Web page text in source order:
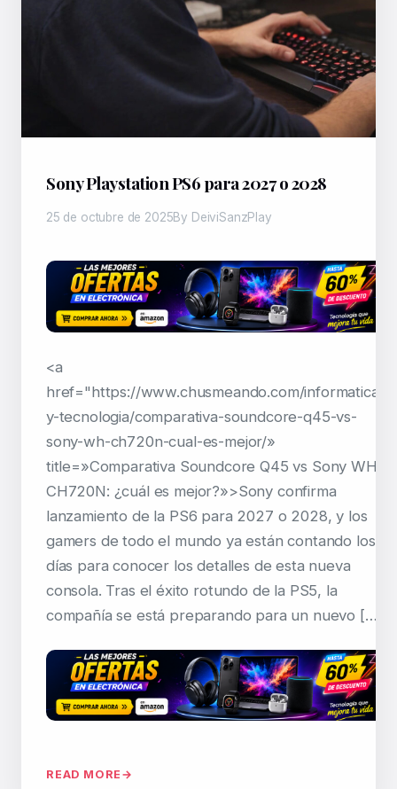
Sony Playstation PS6 para 2027 o 2028
25 de octubre de 2025By DeiviSanzPlay
<a
href="https://www.chusmeando.com/informatica-
y-tecnologia/comparativa-soundcore-q45-vs-
sony-wh-ch720n-cual-es-mejor/»
title=»Comparativa Soundcore Q45 vs Sony WH-
CH720N: ¿cuál es mejor?»>Sony confirma
lanzamiento de la PS6 para 2027 o 2028, y los
gamers de todo el mundo ya están contando los
días para conocer los detalles de esta nueva
consola. Tras el éxito rotundo de la PS5, la
compañía se está preparando para un nuevo […]
READ MORE